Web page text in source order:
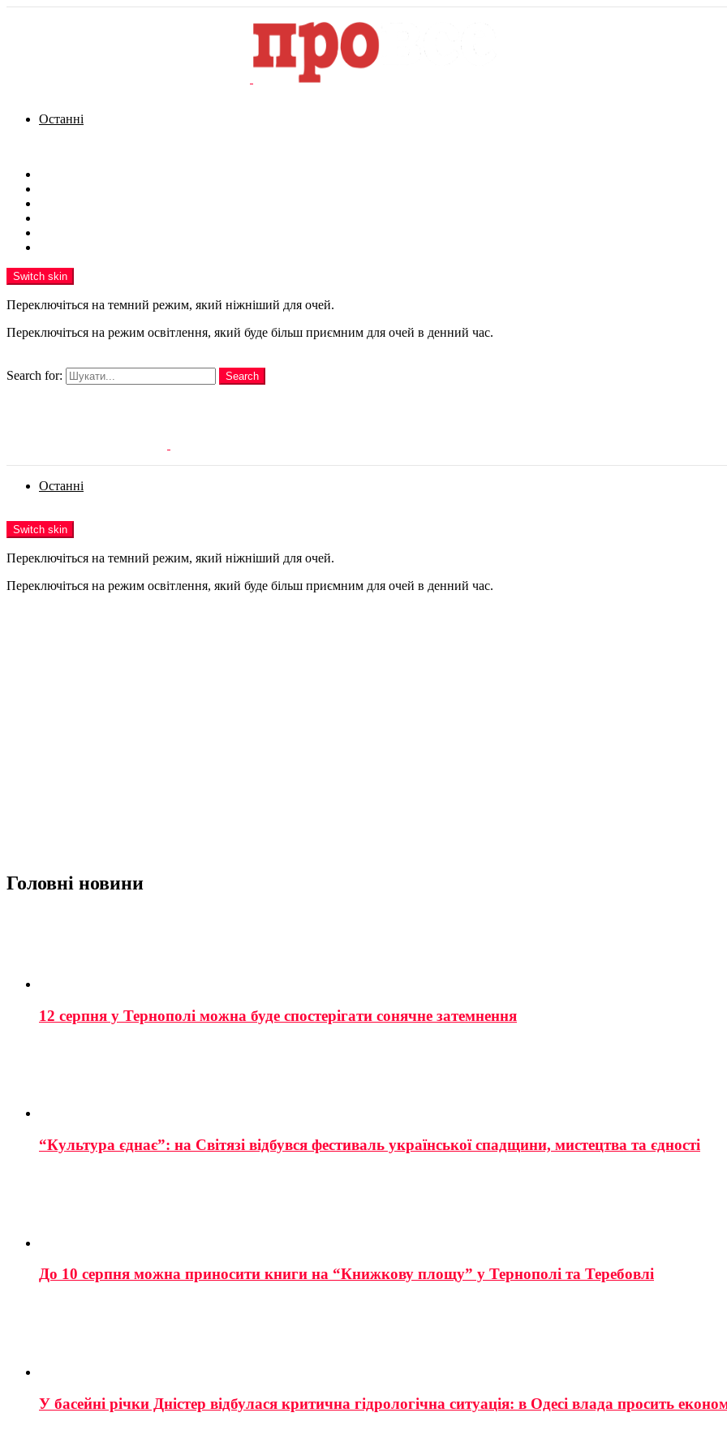
Останні
Switch skin
Переключіться на темний режим, який ніжніший для очей.
Переключіться на режим освітлення, який буде більш приємним для очей в денний час.
Search for:
Search
Останні
Switch skin
Переключіться на темний режим, який ніжніший для очей.
Переключіться на режим освітлення, який буде більш приємним для очей в денний час.
Головні новини
12 серпня у Тернополі можна буде спостерігати сонячне затемнення
“Культура єднає”: на Світязі відбувся фестиваль української спадщини, мистецтва та єдності
До 10 серпня можна приносити книги на “Книжкову площу” у Тернополі та Теребовлі
У басейні річки Дністер відбулася критична гідрологічна ситуація: в Одесі влада просить